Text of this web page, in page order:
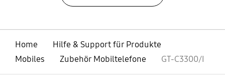
Home
Hilfe & Support für Produkte
Mobiles
Zubehör Mobiltelefone GT-C3300/I